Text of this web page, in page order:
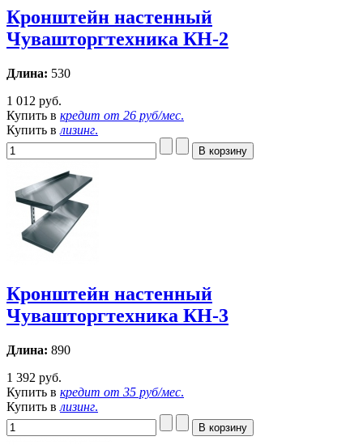
Кронштейн настенный
Чувашторгтехника КН-2
Длина: 530
1 012 руб.
Купить в кредит от 26 руб/мес.
Купить в лизинг.
Кронштейн настенный
Чувашторгтехника КН-3
Длина: 890
1 392 руб.
Купить в кредит от 35 руб/мес.
Купить в лизинг.